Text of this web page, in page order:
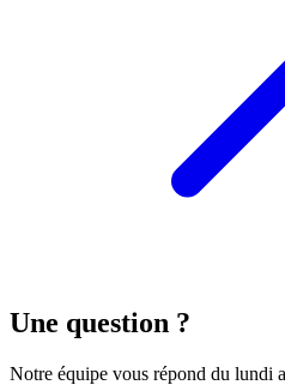
Une question ?
Notre équipe vous répond du lundi